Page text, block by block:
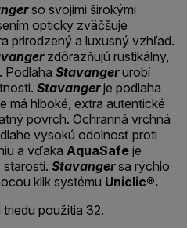
so svojimi širokými
opticky zväčšuje
prirodzený a luxusný vzhľad.
zdôrazňujú rustikálny,
PodlahaStavangerurobí
Stavangerje podlaha
má hlboké, extra autentické
povrch. Ochranná vrchná
vysokú odolnosť proti
a vďaka AquaSafe je
starostí.Stavangersa rýchlo
klik systému Uniclic®.
triedu použitia 32.